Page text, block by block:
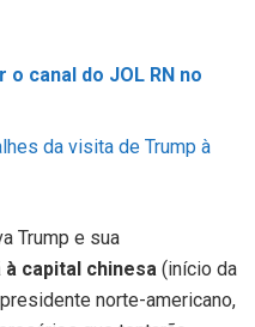
o canal do JOL RN no
da visita de Trump à
Trump e sua
capital chinesa (início da
norte-americano,